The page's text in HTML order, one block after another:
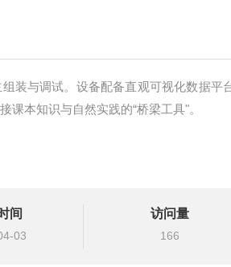
装与调试。设备配备直观可视化数据平
本知识与自然实践的“桥梁工具"。
间
03
访问量
166